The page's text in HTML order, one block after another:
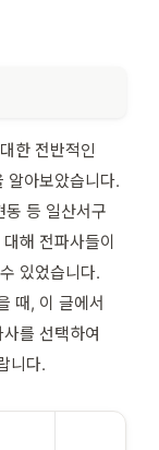
한 전반적인
알아보았습니다.
동 등 일산서구
해 전파사들이
있었습니다.
때, 이 글에서
를 선택하여
니다.